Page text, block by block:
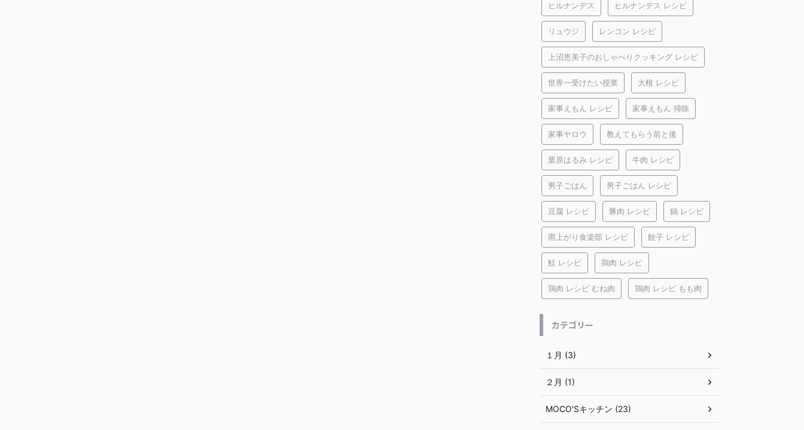
ヒルナンデス ヒルナンデス レシピ
リュウジ レンコン レシピ
上沼恵美子のおしゃべりクッキング レシピ
世界一受けたい授業 大根 レシピ
家事えもん レシピ 家事えもん 掃除
家事ヤロウ 教えてもらう前と後
栗原はるみ レシピ 牛肉 レシピ
男子ごはん 男子ごはん レシピ
豆腐 レシピ 豚肉 レシピ 鍋 レシピ
雨上がり食楽部 レシピ 餃子 レシピ
鮭 レシピ 鶏肉 レシピ
鶏肉 レシピ むね肉 鶏肉 レシピ もも肉
カテゴリー
１月 (3)
２月 (1)
MOCO'Sキッチン (23)